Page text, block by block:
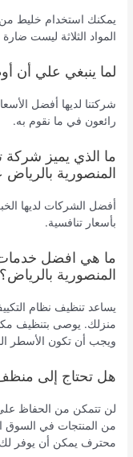
يمكنك استخدام خليط من
المواد الثلاثة ليست ضارة
لما ينبغي علي أن
شركتنا لديها أفضل
رائعون في ما نقوم به.
ما الذي يميز
المنصورية
أفضل الشركات لديها
بأسعار تنافسية.
ما هي افضل
المنصورية بالرياض؟
يساعد تنظيف نظام
منزلك. يوصى بتنظيف
ويجب أن تكون الأسطر
هل تحتاج إلى
لن تتمكن من الحفاظ
من المنتجات في السوق
محترف يمكن أن يوفر لك